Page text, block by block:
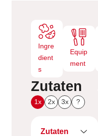
Ingre
dient
s
Equip
ment
Zutaten
1x 2x 3x ?
Zutaten